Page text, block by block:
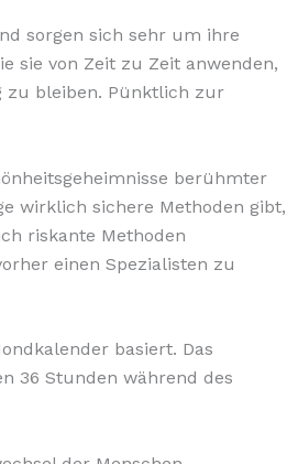
sorgen sich sehr um ihre
sie von Zeit zu Zeit anwenden,
zu bleiben. Pünktlich zur
berühmter
wirklich sichere Methoden gibt,
riskante Methoden
einen Spezialisten zu
basiert. Das
36 Stunden während des